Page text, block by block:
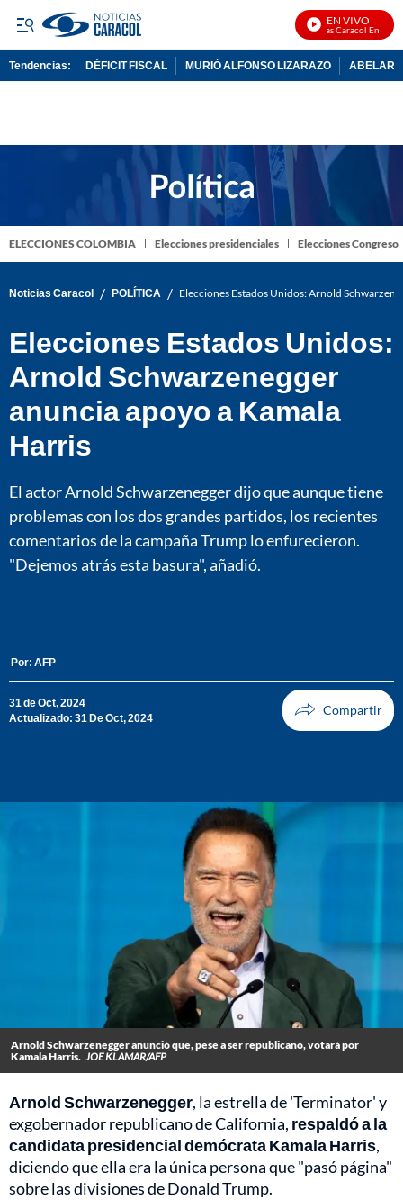
EN VIVO
Noticias Caracol En Vivo
Tendencias: DÉFICIT FISCAL MURIÓ ALFONSO LIZARAZO
ELECCIONES COLOMBIA Elecciones presidenciales Elecciones Congreso
Noticias Caracol / POLÍTICA / Elecciones Estados Unidos: Arnold
Elecciones Estados Unidos:
Arnold Schwarzenegger
anuncia apoyo a Kamala
Harris
El actor Arnold Schwarzenegger dijo que aunque tiene
problemas con los dos grandes partidos, los recientes
comentarios de la campaña Trump lo enfurecieron.
"Dejemos atrás esta basura", añadió.
Por: AFP
31 de Oct, 2024
Actualizado: 31 De Oct, 2024
Arnold Schwarzenegger anunció que, pese a ser republicano, votará por
Kamala Harris. JOE KLAMAR/AFP
Arnold Schwarzenegger, la estrella de 'Terminator' y
exgobernador republicano de California, respaldó a la
candidata presidencial demócrata Kamala Harris,
diciendo que ella era la única persona que "pasó página"
sobre las divisiones de Donald Trump.